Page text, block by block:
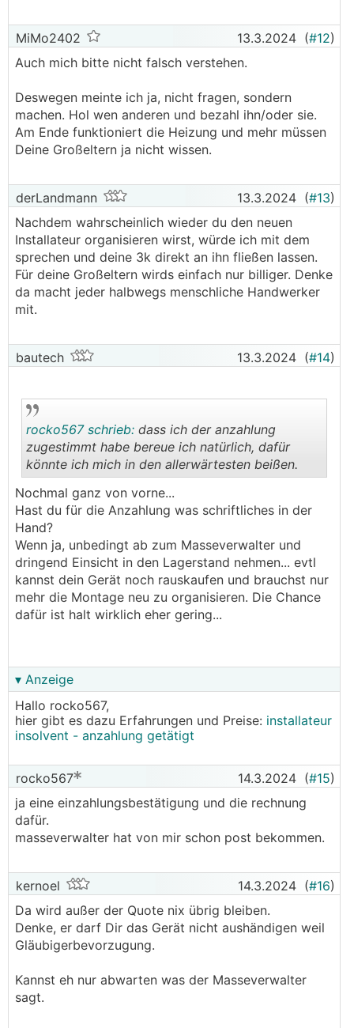
Dein Großeltern freuen sich und alles wird gut ...
MiMo2402 13.3.2024 (#12)
Auch mich bitte nicht falsch verstehen.
Deswegen meinte ich ja, nicht fragen, sondern
machen. Hol wen anderen und bezahl ihn/oder sie.
Am Ende funktioniert die Heizung und mehr müssen
Deine Großeltern ja nicht wissen.
derLandmann 13.3.2024 (#13)
Nachdem wahrscheinlich wieder du den neuen
Installateur organisieren wirst, würde ich mit dem
sprechen und deine 3k direkt an ihn fließen lassen.
Für deine Großeltern wirds einfach nur billiger. Denke
da macht jeder halbwegs menschliche Handwerker
mit.
bautech 13.3.2024 (#14)
..
rocko567 schrieb: dass ich der anzahlung
zugestimmt habe bereue ich natürlich, dafür
könnte ich mich in den allerwärtesten beißen.
Nochmal ganz von vorne...
Hast du für die Anzahlung was schriftliches in der
Hand?
Wenn ja, unbedingt ab zum Masseverwalter und
dringend Einsicht in den Lagerstand nehmen... evtl
kannst dein Gerät noch rauskaufen und brauchst nur
mehr die Montage neu zu organisieren. Die Chance
dafür ist halt wirklich eher gering...
▾ Anzeige
Hallo rocko567,
hier gibt es dazu Erfahrungen und Preise: installateur
insolvent - anzahlung getätigt
rocko567 14.3.2024 (#15)
ja eine einzahlungsbestätigung und die rechnung
dafür.
masseverwalter hat von mir schon post bekommen.
kernoel 14.3.2024 (#16)
Da wird außer der Quote nix übrig bleiben.
Denke, er darf Dir das Gerät nicht aushändigen weil
Gläubigerbevorzugung.
Kannst eh nur abwarten was der Masseverwalter
sagt.